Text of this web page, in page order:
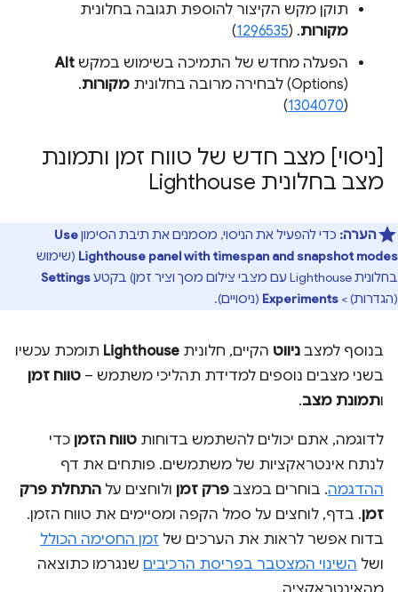
תוקן מקש הקיצור להוספת תגובה בחלונית
מקורות. (
1296535
)
הפעלה מחדש של התמיכה בשימוש במקש Alt
(Options) לבחירה מרובה בחלונית
מקורות.
(
1304070
)
[ניסוי] מצב חדש של טווח זמן ותמונת
מצב בחלונית Lighthouse
הערה: כדי להפעיל את הניסוי, מסמנים את תיבת הסימוןUse
Lighthouse panel with timespan and snapshot modes (שימוש
בחלונית Lighthouse עם מצבי צילום מסך וציר זמן) בקטע
Settings
(הגדרות) > Experiments (ניסויים).
בנוסף למצב ניווט הקיים, חלונית Lighthouse תומכת עכשיו
בשני מצבים נוספים למדידת תהליכי משתמש – טווח זמן
ותמונת מצב.
לדוגמה, אתם יכולים להשתמש בדוחות טווח הזמן כדי
לנתח אינטראקציות של משתמשים. פותחים את דף
ההדגמה. בוחרים במצב פרק זמן ולוחצים על התחלת פרק
זמן. בדף, לוחצים על סמל הקפה ומסיימים את טווח הזמן.
בדוח אפשר לראות את הערכים של זמן החסימה הכולל
ושל השינוי המצטבר בפריסת הרכיבים שנגרמו כתוצאה